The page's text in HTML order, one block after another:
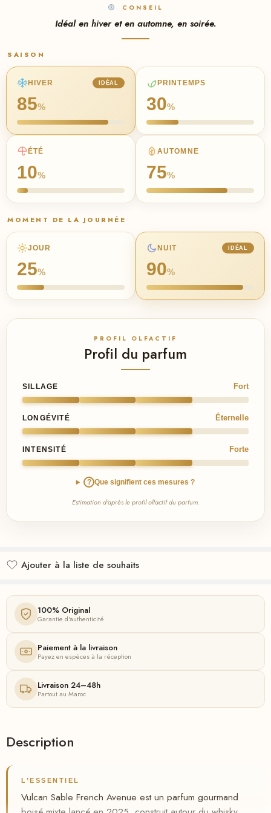
CONSEIL
Idéal en hiver et en automne, en soirée.
SAISON
HIVER IDÉAL
85%
PRINTEMPS
30%
ÉTÉ
10%
AUTOMNE
75%
MOMENT DE LA JOURNÉE
JOUR
25%
NUIT IDÉAL
90%
PROFIL OLFACTIF
Profil du parfum
SILLAGE Fort
LONGÉVITÉ Éternelle
INTENSITÉ Forte
? Que signifient ces mesures ?
Estimation d'après le profil olfactif du parfum.
Ajouter à la liste de souhaits
100% Original
Garantie d'authenticité
Paiement à la livraison
Payez en espèces à la réception
Livraison 24–48h
Partout au Maroc
Description
L’ESSENTIEL
Vulcan Sable French Avenue est un parfum gourmand